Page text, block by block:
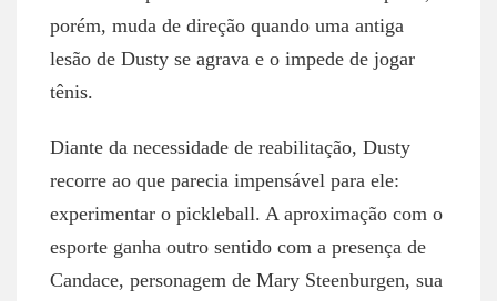
porém, muda de direção quando uma antiga
lesão de Dusty se agrava e o impede de jogar
tênis.
Diante da necessidade de reabilitação, Dusty
recorre ao que parecia impensável para ele:
experimentar o pickleball. A aproximação com o
esporte ganha outro sentido com a presença de
Candace, personagem de Mary Steenburgen, sua